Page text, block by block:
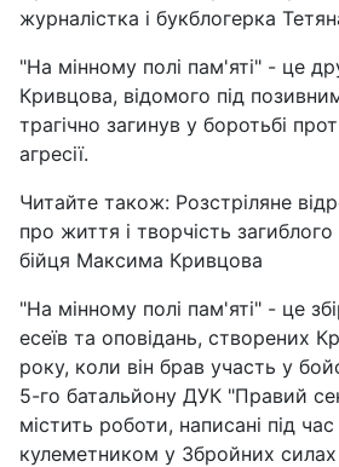
журналістка і букблогерка
"На мінному полі пам'яті" - це
Кривцова, відомого під
трагічно загинув у боротьбі
агресії.
Читайте також: Розстріляне
про життя і творчість
бійця Максима Кривцова
"На мінному полі пам'яті" - це
есеїв та оповідань, створених
року, коли він брав участь у
5-го батальйону ДУК "Правий
містить роботи, написані під
кулеметником у Збройних силах